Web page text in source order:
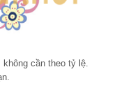
cần theo tỷ lệ.